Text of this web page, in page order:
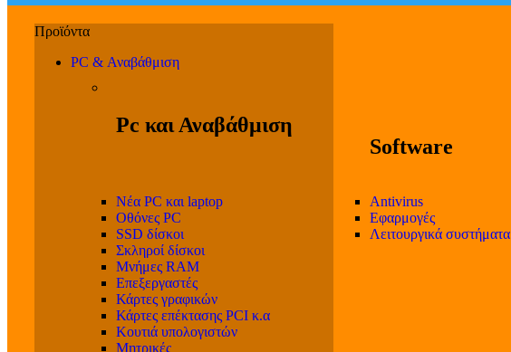
PC & Αναβάθμιση
Pc και Αναβάθμιση
Software
Νέα PC και laptop
Οθόνες PC
SSD δίσκοι
Σκληροί δίσκοι
Μνήμες RAM
Επεξεργαστές
Κάρτες γραφικών
Κάρτες επέκτασης PCI κ.α
Κουτιά υπολογιστών
Μητρικές
Antivirus
Εφαρμογές
Λειτουργικά συστήματα